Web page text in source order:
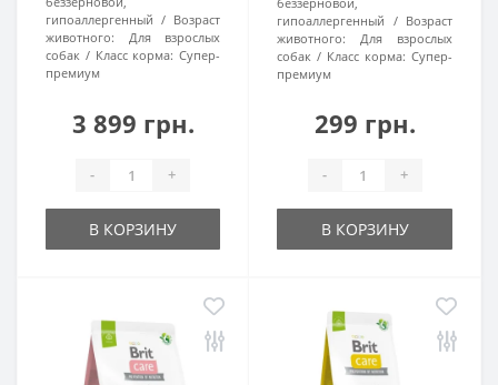
гипоаллергенный
Возраст
животного:
Для взрослых
собак
Класс корма: Супер-
премиум
3 899 грн.
- +
В КОРЗИНУ
гипоаллергенный
Возраст
животного:
Для взрослых
собак
Класс корма: Супер-
премиум
299 грн.
- +
В КОРЗИНУ